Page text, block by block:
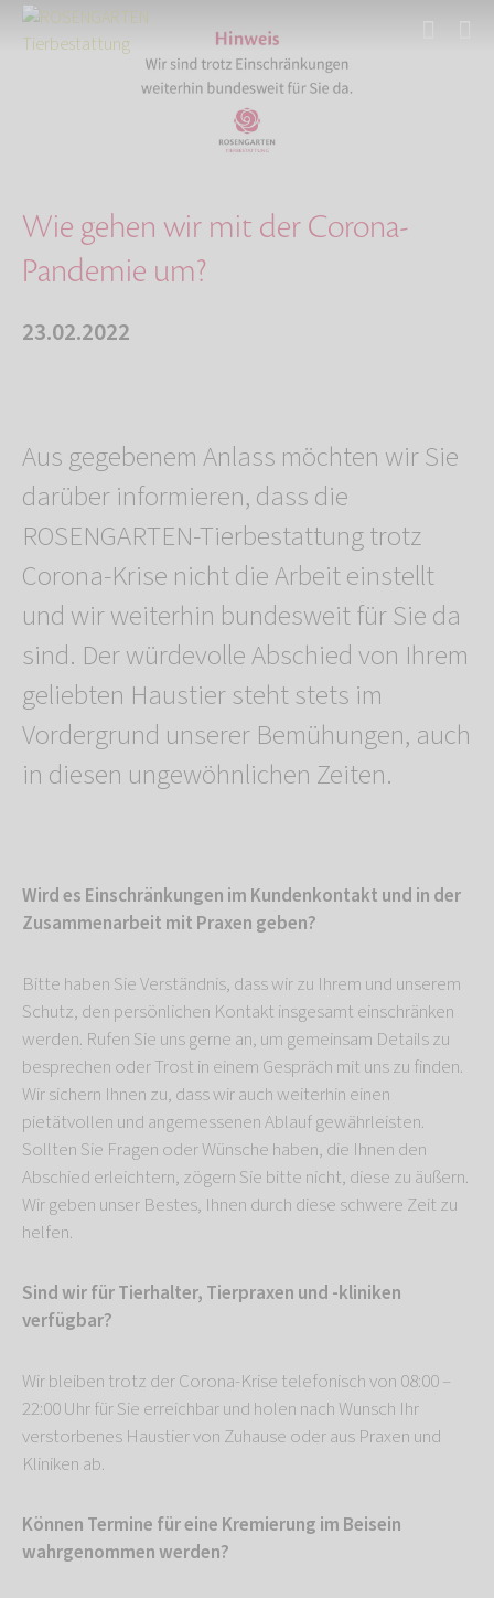
Aktuelles
Wie gehen wir mit der Corona-Pandemie um?
Wie gehen wir mit der Corona-
Pandemie um?
23.02.2022
Aus gegebenem Anlass möchten wir Sie
darüber informieren, dass die
ROSENGARTEN-Tierbestattung trotz
Corona-Krise nicht die Arbeit einstellt
und wir weiterhin bundesweit für Sie da
sind. Der würdevolle Abschied von Ihrem
geliebten Haustier steht stets im
Vordergrund unserer Bemühungen, auch
in diesen ungewöhnlichen Zeiten.
Wird es Einschränkungen im Kundenkontakt und in der
Zusammenarbeit mit Praxen geben?
Bitte haben Sie Verständnis, dass wir zu Ihrem und unserem
Schutz, den persönlichen Kontakt insgesamt einschränken
werden. Rufen Sie uns gerne an, um gemeinsam Details zu
besprechen oder Trost in einem Gespräch mit uns zu finden.
Wir sichern Ihnen zu, dass wir auch weiterhin einen
pietätvollen und angemessenen Ablauf gewährleisten.
Sollten Sie Fragen oder Wünsche haben, die Ihnen den
Abschied erleichtern, zögern Sie bitte nicht, diese zu äußern.
Wir geben unser Bestes, Ihnen durch diese schwere Zeit zu
helfen.
Sind wir für Tierhalter, Tierpraxen und -kliniken
verfügbar?
Wir bleiben trotz der Corona-Krise telefonisch von 08:00 –
22:00 Uhr für Sie erreichbar und holen nach Wunsch Ihr
verstorbenes Haustier von Zuhause oder aus Praxen und
Kliniken ab.
Können Termine für eine Kremierung im Beisein
wahrgenommen werden?